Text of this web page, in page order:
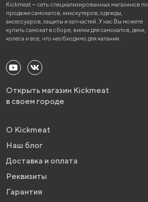
Kickmeat — сеть специализированных магазинов по
продаже самокатов, кикскутеров, одежды,
аксессуаров, защиты и запчастей. У нас Вы можете
купить самокат в сборе, вилки для самокатов, деки,
колеса и все, что необходимо для катания.
Открыть магазин Kickmeat
в своем городе
О Kickmeat
Наш блог
Доставка и оплата
Реквизиты
Гарантия